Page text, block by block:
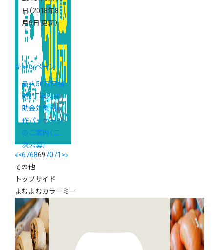
日（2018年8
月9日 更新）
キャンペーン
最大50万円補
助！ IT導入補
助金対象・制
作パッケージ
のご案内（二
次公募）
«<6768697071 >»
その他
トップサイド
よむよむカラーミー